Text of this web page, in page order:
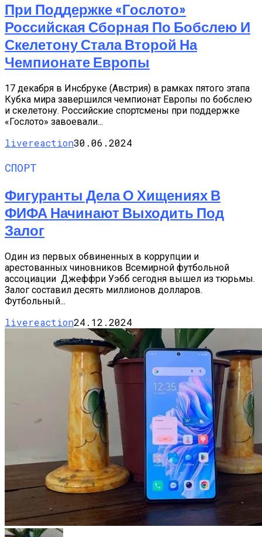
При Поддержке «Гослото»
Российская Сборная По Бобслею И
Скелетону Стала Второй На
Чемпионате Европы
17 декабря в Инсбруке (Австрия) в рамках пятого этапа
Кубка мира завершился чемпионат Европы по бобслею
и скелетону. Российские спортсмены при поддержке
«Гослото» завоевали...
livereaction30.06.2024
СПОРТ
Фигуранты Дела О Хищениях В
ФИФА Начинают Выходить Под
Залог
Один из первых обвиненных в коррупции и
арестованных чиновников Всемирной футбольной
ассоциации Джеффри Уэбб сегодня вышел из тюрьмы.
Залог составил десять миллионов долларов.
Футбольный...
livereaction24.12.2024